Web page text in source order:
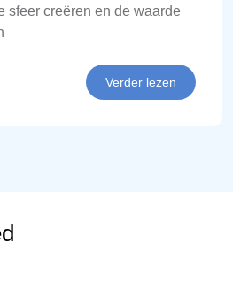
sfeer creëren en de waarde
Verder lezen